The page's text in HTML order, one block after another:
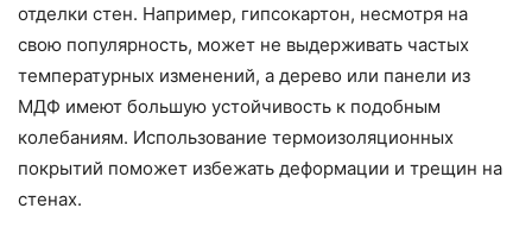
отделки стен. Например, гипсокартон, несмотря на
свою популярность, может не выдерживать частых
температурных изменений, а дерево или панели из
МДФ имеют большую устойчивость к подобным
колебаниям. Использование термоизоляционных
покрытий поможет избежать деформации и трещин на
стенах.